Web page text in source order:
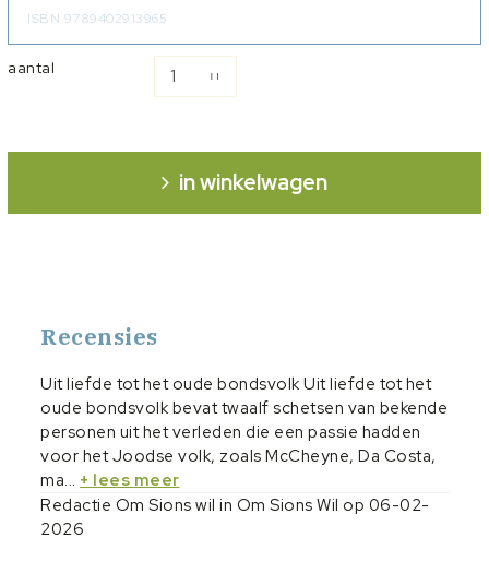
ISBN 9789402913965
aantal
in winkelwagen
Recensies
Uit liefde tot het oude bondsvolk Uit liefde tot het
oude bondsvolk bevat twaalf schetsen van bekende
personen uit het verleden die een passie hadden
voor het Joodse volk, zoals McCheyne, Da Costa,
ma... + lees meer
Redactie Om Sions wil in Om Sions Wil op 06-02-
2026